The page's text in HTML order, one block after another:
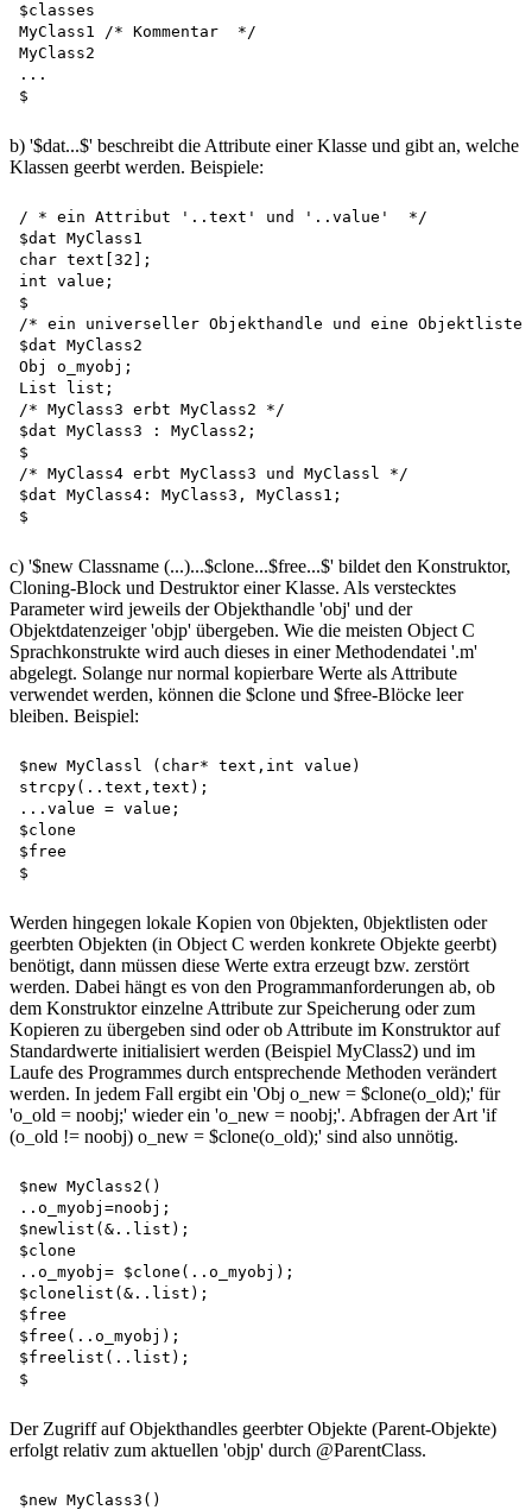
$classes
MyClass1 /* Kommentar  */
MyClass2
...
b) '$dat...$' beschreibt die Attribute einer Klasse und gibt an, welche
Klassen geerbt werden. Beispiele:
/ * ein Attribut '..text' und '..value'  */
$dat MyClass1
char text[32];
int value;
$
/* ein universeller Objekthandle und eine
$dat MyClass2
Obj o_myobj;
List list;
/* MyClass3 erbt MyClass2 */
$dat MyClass3 : MyClass2;
$
/* MyClass4 erbt MyClass3 und MyClassl */
$dat MyClass4: MyClass3, MyClass1;
c) '$new Classname (...)...$clone...$free...$' bildet den Konstruktor,
Cloning-Block und Destruktor einer Klasse. Als verstecktes
Parameter wird jeweils der Objekthandle 'obj' und der
Objektdatenzeiger 'objp' übergeben. Wie die meisten Object C
Sprachkonstrukte wird auch dieses in einer Methodendatei '.m'
abgelegt. Solange nur normal kopierbare Werte als Attribute
verwendet werden, können die $clone und $free-Blöcke leer
bleiben. Beispiel:
$new MyClassl (char* text,int value)
strcpy(..text,text);
...value = value;
$clone
$free
Werden hingegen lokale Kopien von 0bjekten, 0bjektlisten oder
geerbten Objekten (in Object C werden konkrete Objekte geerbt)
benötigt, dann müssen diese Werte extra erzeugt bzw. zerstört
werden. Dabei hängt es von den Programmanforderungen ab, ob
dem Konstruktor einzelne Attribute zur Speicherung oder zum
Kopieren zu übergeben sind oder ob Attribute im Konstruktor auf
Standardwerte initialisiert werden (Beispiel MyClass2) und im
Laufe des Programmes durch entsprechende Methoden verändert
werden. In jedem Fall ergibt ein 'Obj o_new = $clone(o_old);' für
'o_old = noobj;' wieder ein 'o_new = noobj;'. Abfragen der Art 'if
(o_old != noobj) o_new = $clone(o_old);' sind also unnötig.
$new MyClass2()
..o_myobj=noobj;
$newlist(&..list);
$clone
..o_myobj= $clone(..o_myobj);
$clonelist(&..list);
$free
$free(..o_myobj);
$freelist(..list);
Der Zugriff auf Objekthandles geerbter Objekte (Parent-Objekte)
erfolgt relativ zum aktuellen 'objp' durch @ParentClass.
$new MyClass3()